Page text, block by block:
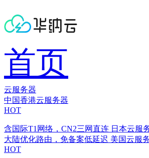
首页
云服务器
中国香港云服务器
HOT
含国际T1网络，CN2三网直连 日本云服
大陆优化路由，免备案低延迟 美国云服
HOT